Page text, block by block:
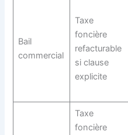
Bail
commercial
Taxe
foncière
refacturable
si clause
explicite
Taxe
foncière